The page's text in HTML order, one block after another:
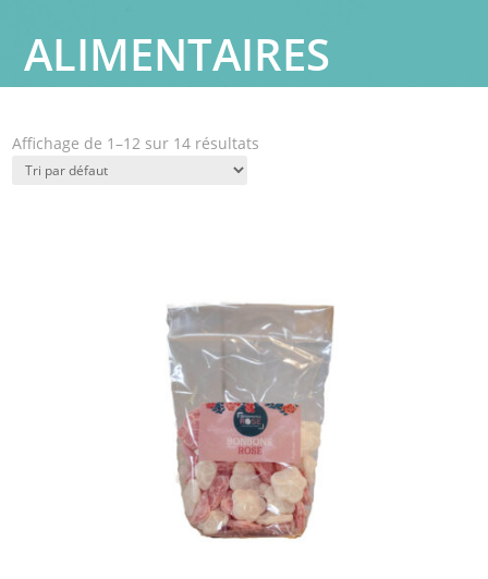
ALIMENTAIRES
Affichage de 1–12 sur 14 résultats